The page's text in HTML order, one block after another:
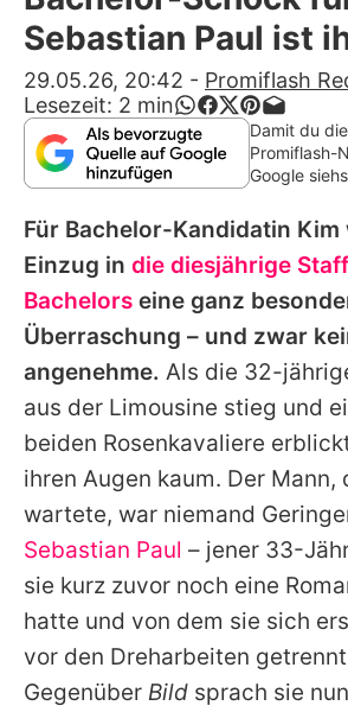
Alle Themen auf
App runterladen
Team
Redaktionelle
Impressum
Utiq verwalten
Sebastian Paul ist
29.05.26, 20:42 - Promiflash
Lesezeit: 2 min
Damit du
Promiflash-
Google
Für Bachelor-Kandidatin Kim
Einzug in die diesjährige
Bachelors eine ganz
Überraschung – und zwar
angenehme. Als die 32-
aus der Limousine stieg und
beiden Rosenkavaliere
ihren Augen kaum. Der
wartete, war niemand
Sebastian Paul – jener 33-
sie kurz zuvor noch eine
hatte und von dem sie sich
vor den Dreharbeiten
Gegenüber Bild sprach sie